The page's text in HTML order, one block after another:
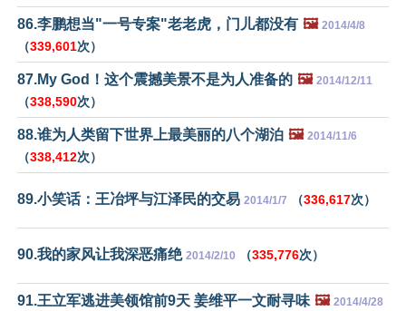
86.李鹏想当"一号专案"老老虎，门儿都没有 🖼️ 2014/4/8
（339,601次）
87.My God！这个震撼美景不是为人准备的 🖼️ 2014/12/11
（338,590次）
88.谁为人类留下世界上最美丽的八个湖泊 🖼️ 2014/11/6
（338,412次）
89.小笑话：王冶坪与江泽民的交易 2014/1/7 （336,617次）
90.我的家风让我深恶痛绝 2014/2/10 （335,776次）
91.王立军逃进美领馆前9天 姜维平一文耐寻味 🖼️ 2014/4/28